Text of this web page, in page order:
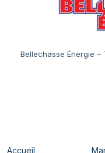
Bellechasse Énergie
Accueil